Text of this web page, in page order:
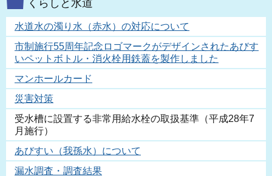
くらしと水道
水道水の濁り水（赤水）の対応について
市制施行55周年記念ロゴマークがデザインされたあびす
いペットボトル・消火栓用鉄蓋を製作しました
マンホールカード
災害対策
受水槽に設置する非常用給水栓の取扱基準（平成28年7
月施行）
あびすい（我孫水）について
漏水調査・調査結果